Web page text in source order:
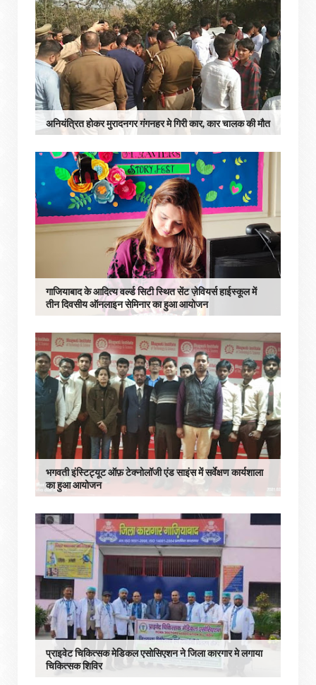
अनियंत्रित होकर मुरादनगर गंगनहर मे गिरी कार, कार चालक की मौत
गाजियाबाद के आदित्य वर्ल्ड सिटी स्थित सेंट ज़ेवियर्स हाईस्कूल में
तीन दिवसीय ऑनलाइन सेमिनार का हुआ आयोजन
भगवती इंस्टिट्यूट ऑफ़ टेक्नोलॉजी एंड साइंस में सर्वेक्षण कार्यशाला
का हुआ आयोजन
प्राइवेट चिकित्सक मेडिकल एसोसिएशन ने जिला कारगार मे लगाया
चिकित्सक शिविर